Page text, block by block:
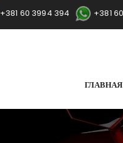
+381 60 3994 394 +381
ГЛАВНАЯ